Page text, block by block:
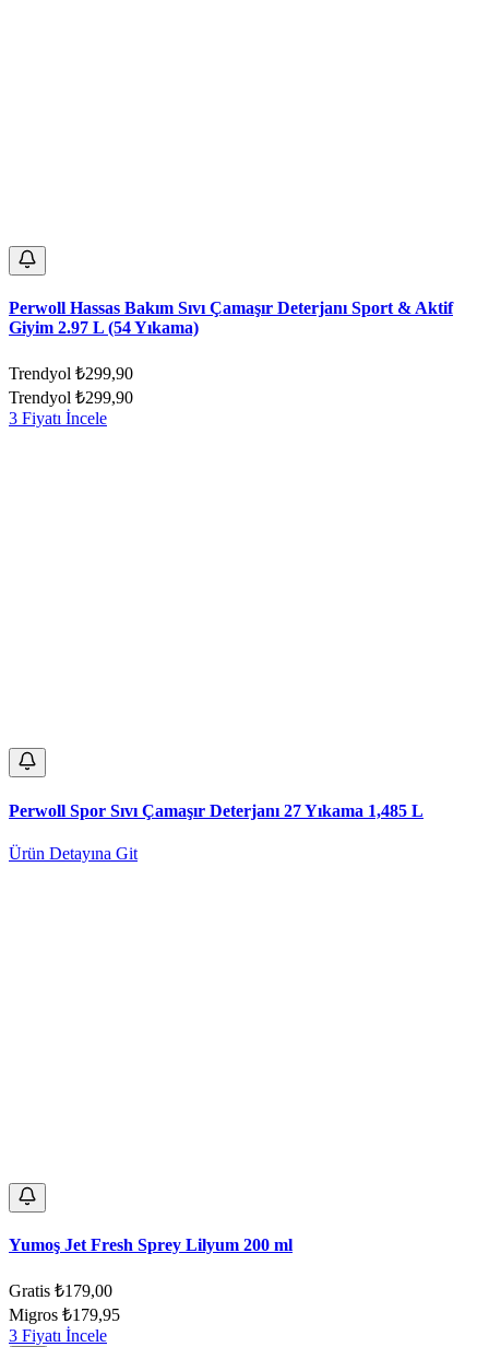
Perwoll Hassas Bakım Sıvı Çamaşır Deterjanı Sport & Aktif
Giyim 2.97 L (54 Yıkama)
Trendyol ₺299,90
Trendyol ₺299,90
3 Fiyatı İncele
Perwoll Spor Sıvı Çamaşır Deterjanı 27 Yıkama 1,485 L
Ürün Detayına Git
Yumoş Jet Fresh Sprey Lilyum 200 ml
Gratis ₺179,00
Migros ₺179,95
3 Fiyatı İncele